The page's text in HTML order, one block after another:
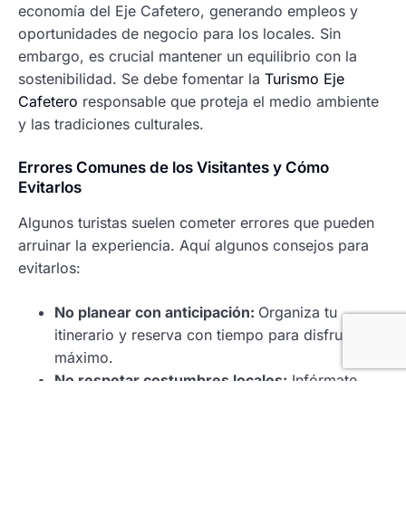
economía del Eje Cafetero, generando empleos y
oportunidades de negocio para los locales. Sin
embargo, es crucial mantener un equilibrio con la
sostenibilidad. Se debe fomentar la Turismo Eje
Cafetero responsable que proteja el medio ambiente
y las tradiciones culturales.
Errores Comunes de los Visitantes y Cómo
Evitarlos
Algunos turistas suelen cometer errores que pueden
arruinar la experiencia. Aquí algunos consejos para
evitarlos:
No planear con anticipación: Organiza tu
itinerario y reserva con tiempo para disfrutar al
máximo.
No respetar costumbres locales: Infórmate